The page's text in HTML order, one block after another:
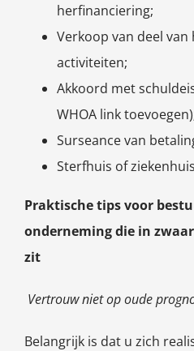
herfinanciering;
Verkoop van deel
activiteiten;
Akkoord met
WHOA link
Surseance van
Sterfhuis of
Praktische tips voor
onderneming die in
zit
Vertrouw niet op oude
Belangrijk is dat u zich